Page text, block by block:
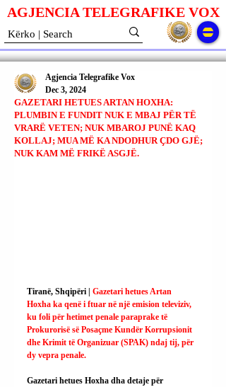
AGJENCIA TELEGRAFIKE VOX
GAZETARI HETUES ARTAN HOXHA:
PLUMBIN E FUNDIT NUK E MBAJ PËR TË
VRARË VETEN; NUK MBAROJ PUNË KAQ
KOLLAJ; MUA MË KA NDODHUR ÇDO GJË;
NUK KAM MË FRIKË ASGJË.
Agjencia Telegrafike Vox
Dec 3, 2024
Tiranë, Shqipëri | Gazetari hetues Artan
Hoxha ka qenë i ftuar në një emision televiziv,
ku foli për hetimet penale paraprake të
Prokurorisë së Posaçme Kundër Korrupsionit
dhe Krimit të Organizuar (SPAK) ndaj tij, për
dy vepra penale.
Gazetari hetues Hoxha dha detaje për